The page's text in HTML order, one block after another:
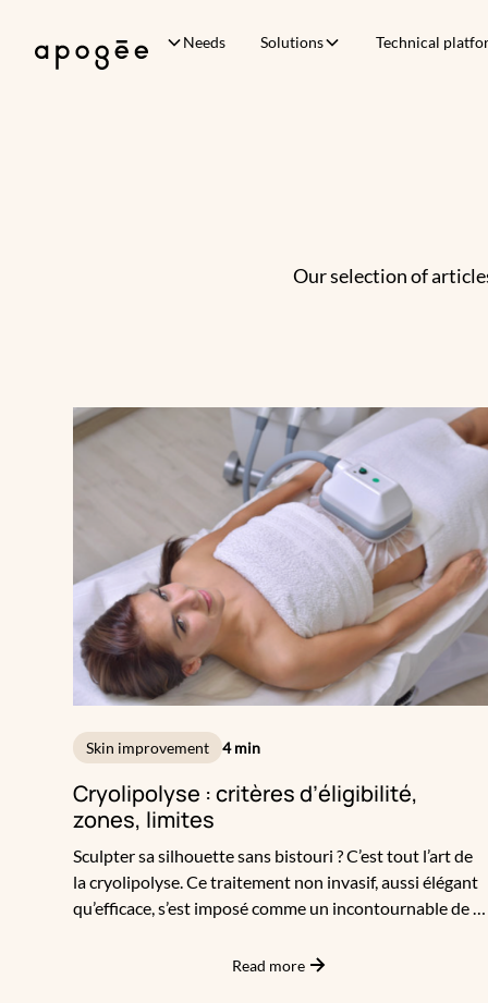
Needs Solutions Technical
Our selection of
Skin improvement 4 min
Cryolipolyse : critères d’éligibilité,
zones, limites
Sculpter sa silhouette sans bistouri ? C’est tout l’art de
la cryolipolyse. Ce traitement non invasif, aussi élégant
qu’efficace, s’est imposé comme un incontournable de la
si la promesse est tentante, la cryolipolyse ne convient
Read more